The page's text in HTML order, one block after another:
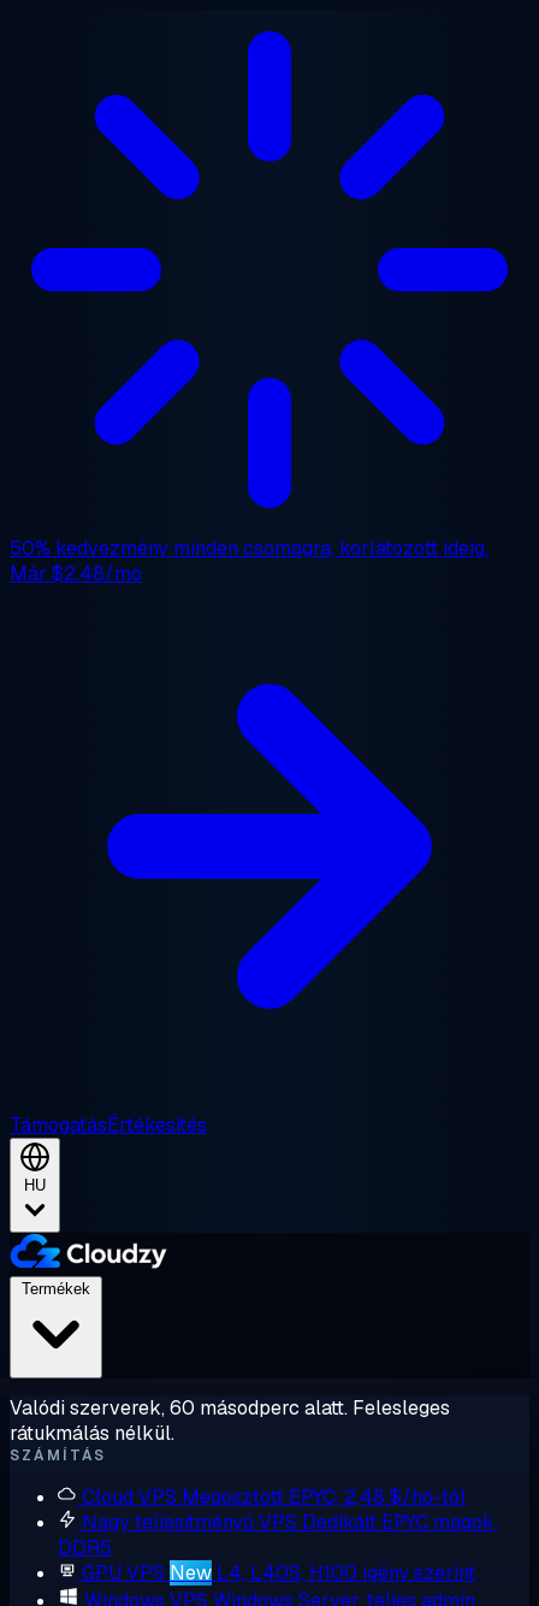
50% kedvezmény minden csomagra, korlátozott ideig.
Már $2.48/mo
TámogatásÉrtékesítés
HU
Valódi szerverek, 60 másodperc alatt. Felesleges
rátukmálás nélkül.
SZÁMÍTÁS
Cloud VPS Megosztott EPYC, 2,48 $/hó-tól
Nagy teljesítményű VPS Dedikált EPYC magok,
DDR5
GPU VPS New L4, L40S, H100 igény szerint
Windows VPS Windows Server, teljes admin